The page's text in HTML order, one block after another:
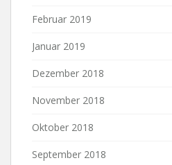
Februar 2019
Januar 2019
Dezember 2018
November 2018
Oktober 2018
September 2018